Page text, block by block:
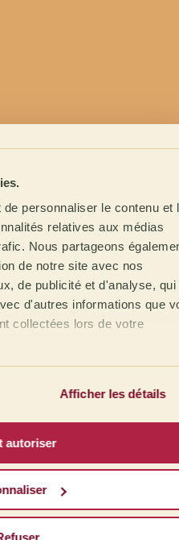
personnaliser le contenu et
relatives aux médias
Nous partageons
de notre site avec nos
de publicité et d'analyse, qui
d'autres informations que
collectées lors de votre
Afficher les détails
autoriser